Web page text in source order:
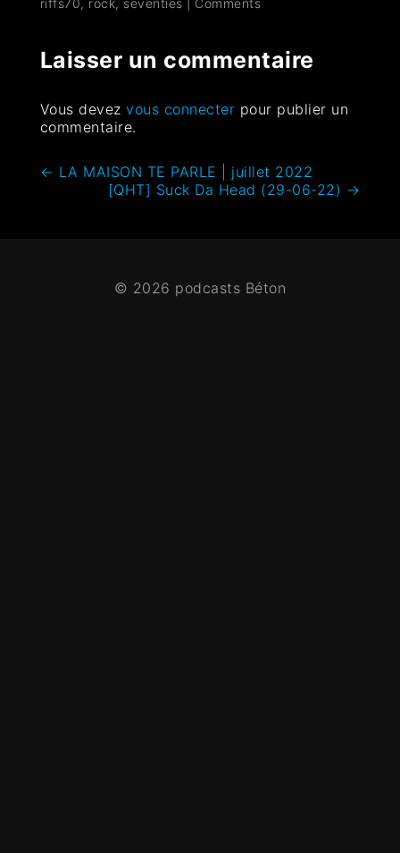
riffs70, rock, seventies Comments
Laisser un commentaire
Vous devezvous connecter pour publier un
commentaire.
← LA MAISON TE PARLE | juillet 2022
[QHT] Suck Da Head (29-06-22) →
© 2026 podcasts Béton